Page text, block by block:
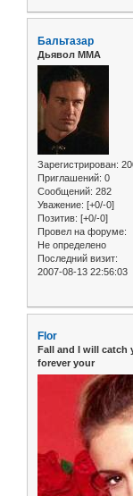
Бальтазар
Дьявол ММА
Зарегистрирован:
Приглашений: 0
Сообщений: 282
Уважение: [+0/-0]
Позитив: [+0/-0]
Провел на форуме:
Не определено
Последний визит:
2007-08-13 22:56:03
Flor
Fall and I will catch
forever your